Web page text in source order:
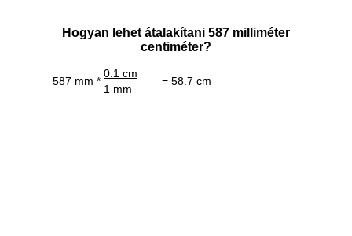
Hogyan lehet átalakítani 587 milliméter
centiméter?
587 mm *
0.1 cm
= 58.7 cm
1 mm